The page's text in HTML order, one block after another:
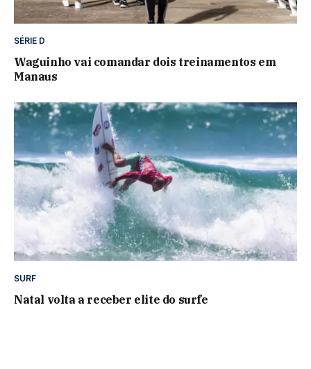
SÉRIE D
Waguinho vai comandar dois treinamentos em
Manaus
SURF
Natal volta a receber elite do surfe